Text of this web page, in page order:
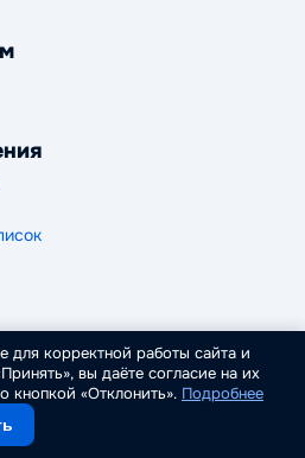
корректной работы сайта и
вы даёте согласие на их
кнопкой «Отклонить». Подробнее